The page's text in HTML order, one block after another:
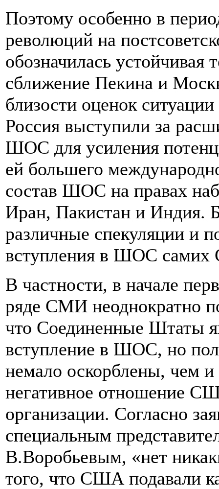
Поэтому особенно в
революций на
обозначилась устойчивая
сближение Пекина и
близости оценок
Россия выступили за
ШОС для усиления
ей большего
состав ШОС на правах
Иран, Пакистан и Индия.
различные спекуляции и
вступления в ШОС самих
В частности, в начале
ряде СМИ неоднократно
что Соединенные Штаты
вступление в ШОС, но
немало оскорблены, чем и
негативное отношение
организации. Согласно
специальным
В.Воробьевым, «нет
того, что США подавали